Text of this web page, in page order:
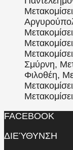
Σμύρνη,
Φιλοθέη,
FACEBOOK
ΔΙΕΎΘΥΝΣΗ